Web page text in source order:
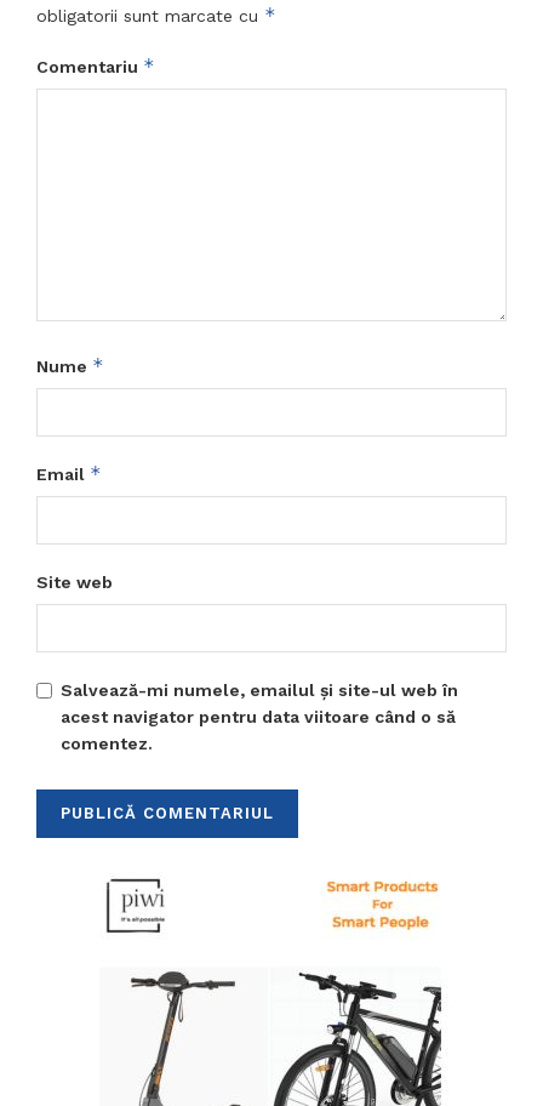
obligatorii sunt marcate cu *
Comentariu *
Nume *
Email *
Site web
Salvează-mi numele, emailul și site-ul web în
acest navigator pentru data viitoare când o să
comentez.